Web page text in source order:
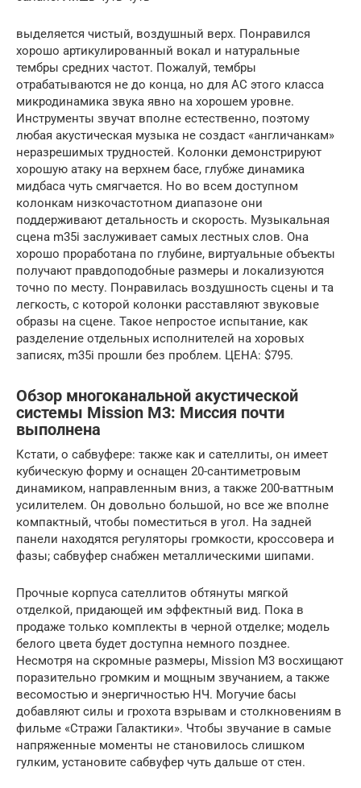
выделяется чистый, воздушный верх. Понравился
хорошо артикулированный вокал и натуральные
тембры средних частот. Пожалуй, тембры
отрабатываются не до конца, но для АС этого класса
микродинамика звука явно на хорошем уровне.
Инструменты звучат вполне естественно, поэтому
любая акустическая музыка не создаст «англичанкам»
неразрешимых трудностей. Колонки демонстрируют
хорошую атаку на верхнем басе, глубже динамика
мидбаса чуть смягчается. Но во всем доступном
колонкам низкочастотном диапазоне они
поддерживают детальность и скорость. Музыкальная
сцена m35i заслуживает самых лестных слов. Она
хорошо проработана по глубине, виртуальные объекты
получают правдоподобные размеры и локализуются
точно по месту. Понравилась воздушность сцены и та
легкость, с которой колонки расставляют звуковые
образы на сцене. Такое непростое испытание, как
разделение отдельных исполнителей на хоровых
записях, m35i прошли без проблем. ЦЕНА: $795.
Обзор многоканальной акустической
системы Mission M3: Миссия почти
выполнена
Кстати, о сабвуфере: также как и сателлиты, он имеет
кубическую форму и оснащен 20-сантиметровым
динамиком, направленным вниз, а также 200-ваттным
усилителем. Он довольно большой, но все же вполне
компактный, чтобы поместиться в угол. На задней
панели находятся регуляторы громкости, кроссовера и
фазы; сабвуфер снабжен металлическими шипами.
Прочные корпуса сателлитов обтянуты мягкой
отделкой, придающей им эффектный вид. Пока в
продаже только комплекты в черной отделке; модель
белого цвета будет доступна немного позднее.
Несмотря на скромные размеры, Mission M3 восхищают
поразительно громким и мощным звучанием, а также
весомостью и энергичностью НЧ. Могучие басы
добавляют силы и грохота взрывам и столкновениям в
фильме «Стражи Галактики». Чтобы звучание в самые
напряженные моменты не становилось слишком
гулким, установите сабвуфер чуть дальше от стен.